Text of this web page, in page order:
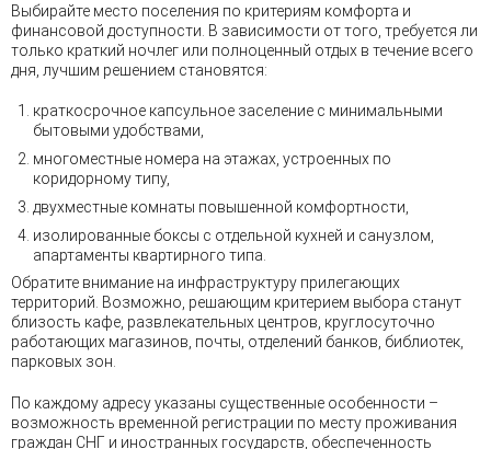
Выбирайте место поселения по критериям комфорта и
финансовой доступности. В зависимости от того, требуется ли
только краткий ночлег или полноценный отдых в течение всего
дня, лучшим решением становятся:
краткосрочное капсульное заселение с минимальными
бытовыми удобствами,
многоместные номера на этажах, устроенных по
коридорному типу,
двухместные комнаты повышенной комфортности,
изолированные боксы с отдельной кухней и санузлом,
апартаменты квартирного типа.
Обратите внимание на инфраструктуру прилегающих
территорий. Возможно, решающим критерием выбора станут
близость кафе, развлекательных центров, круглосуточно
работающих магазинов, почты, отделений банков, библиотек,
парковых зон.
По каждому адресу указаны существенные особенности –
возможность временной регистрации по месту проживания
граждан СНГ и иностранных государств, обеспеченность